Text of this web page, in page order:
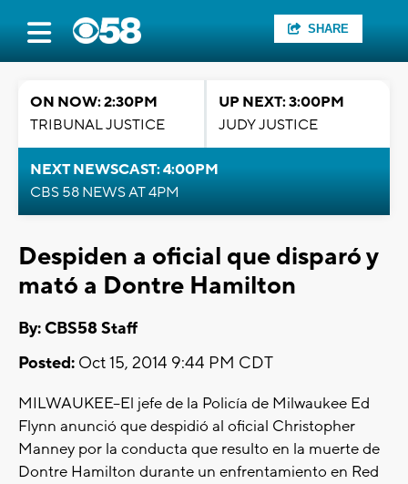
SHARE
ON NOW: 2:30PM
TRIBUNAL JUSTICE
UP NEXT: 3:00PM
JUDY JUSTICE
NEXT NEWSCAST: 4:00PM
CBS 58 NEWS AT 4PM
Despiden a oficial que disparó y
mató a Dontre Hamilton
By: CBS58 Staff
Posted: Oct 15, 2014 9:44 PM CDT
MILWAUKEE--El jefe de la Policía de Milwaukee Ed
Flynn anunció que despidió al oficial Christopher
Manney por la conducta que resulto en la muerte de
Dontre Hamilton durante un enfrentamiento en Red